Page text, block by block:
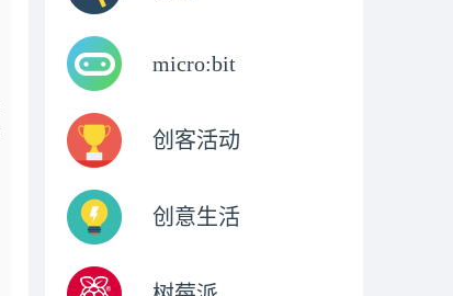
micro:bit
创客活动
创意生活